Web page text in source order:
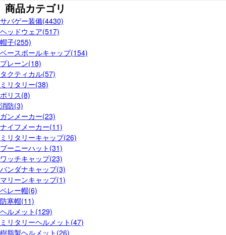
商品カテゴリ
サバゲー装備(4430)
ヘッドウェア(517)
帽子(255)
ベースボールキャップ(154)
プレーン(18)
タクティカル(57)
ミリタリー(38)
ポリス(8)
消防(3)
ガンメーカー(23)
ナイフメーカー(11)
ミリタリーキャップ(26)
ブーニーハット(31)
ワッチキャップ(23)
バンダナキャップ(3)
マリーンキャップ(1)
ベレー帽(6)
防寒帽(11)
ヘルメット(129)
ミリタリーヘルメット(47)
樹脂製ヘルメット(26)